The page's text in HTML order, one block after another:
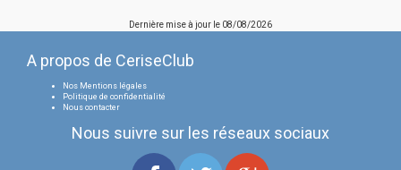
Dernière mise à jour le 08/08/2026
A propos de CeriseClub
Nos Mentions légales
Politique de confidentialité
Nous contacter
Nous suivre sur les réseaux sociaux